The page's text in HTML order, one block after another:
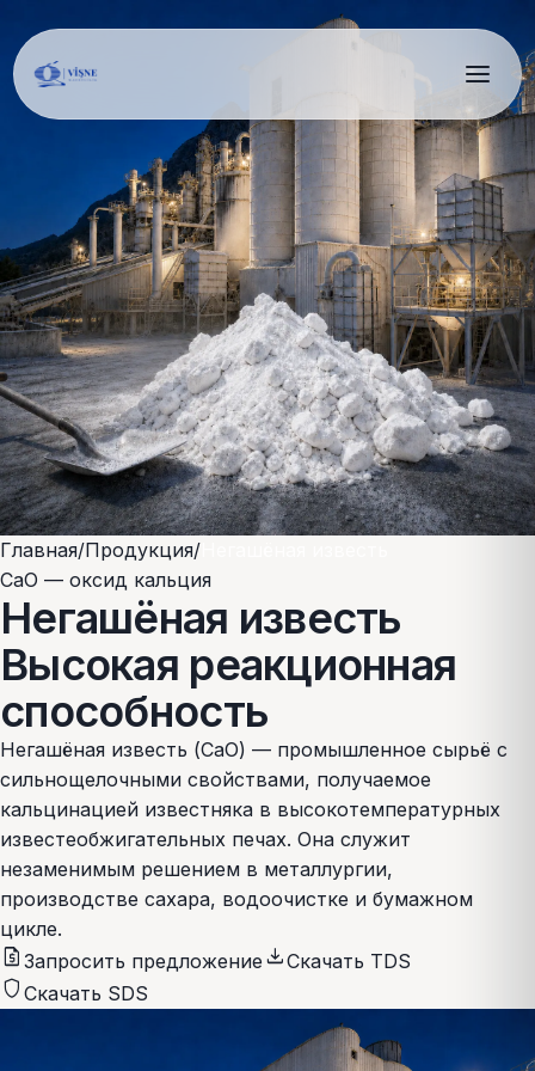
Главная/Продукция/
CaO — оксид кальция
Негашёная известь
Высокая реакционная
способность
Негашёная известь (CaO) — промышленное сырьё с
сильнощелочными свойствами, получаемое
кальцинацией известняка в высокотемпературных
известеобжигательных печах. Она служит
незаменимым решением в металлургии,
производстве сахара, водоочистке и бумажном
цикле.
request_quote Запросить предложение downloadСкачать TDS
shield Скачать SDS